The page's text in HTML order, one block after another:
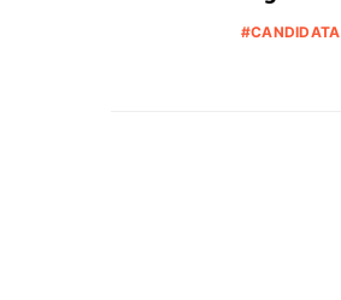
CANDIDATA